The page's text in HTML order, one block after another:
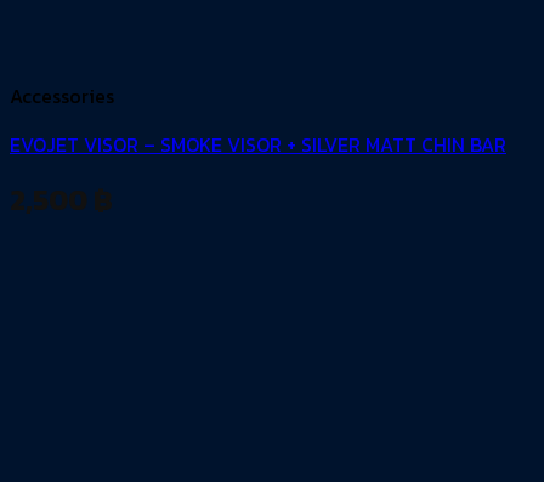
Accessories
EVOJET VISOR – SMOKE VISOR + SILVER MATT CHIN BAR
2,500 ฿